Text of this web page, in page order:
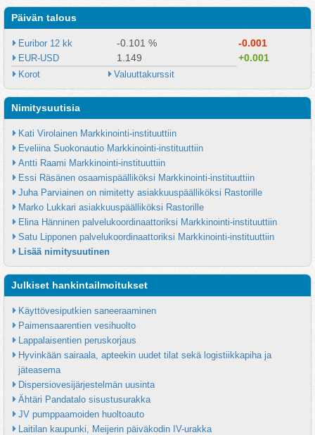
Päivän talous
Euribor 12 kk -0.101 % -0.001
EUR-USD 1.149 +0.001
Korot Valuuttakurssit
Nimitysuutisia
Kati Virolainen Markkinointi-instituuttiin
Eveliina Suokonautio Markkinointi-instituuttiin
Antti Raami Markkinointi-instituuttiin
Essi Räsänen osaamispäälliköksi Markkinointi-instituuttiin
Juha Parviainen on nimitetty asiakkuuspäälliköksi Rastorille
Marko Lukkari asiakkuuspäälliköksi Rastorille
Elina Hänninen palvelukoordinaattoriksi Markkinointi-instituuttiin
Satu Lipponen palvelukoordinaattoriksi Markkinointi-instituuttiin
Lisää nimitysuutinen
Julkiset hankintailmoitukset
Käyttövesiputkien saneeraaminen
Paimensaarentien vesihuolto
Lappalaisentien peruskorjaus
Hyvinkään sairaala, apteekin uudet tilat sekä logistiikkapiha ja
jäteasema
Dispersiovesijärjestelmän uusinta
Ähtäri Pandatalo sisustusurakka
JV pumppaamoiden huoltoauto
Laitilan kaupunki, Meijerin päiväkodin IV-urakka